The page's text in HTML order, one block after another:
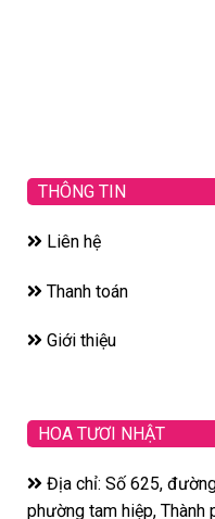
THÔNG TIN
Liên hệ
Thanh toán
Giới thiệu
HOA TƯƠI NHẬT
Địa chỉ: Số 625,
phường tam hiệp, Thành